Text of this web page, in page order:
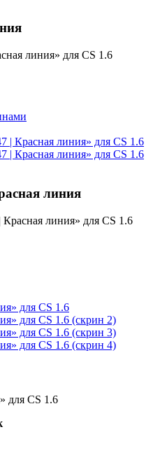
линия» для CS 1.6
линия
линия» для CS 1.6
для CS 1.6